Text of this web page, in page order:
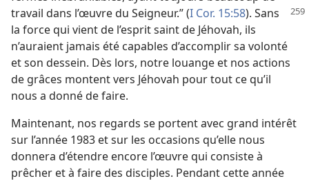
travail dans l’œuvre du Seigneur.” (I Cor. 15:58). Sans
la force qui vient de l’esprit saint de Jéhovah, ils
n’auraient jamais été capables d’accomplir sa volonté
et son dessein. Dès lors, notre louange et nos actions
de grâces montent vers Jéhovah pour tout ce qu’il
nous a donné de faire.
Maintenant, nos regards se portent avec grand intérêt
sur l’année 1983 et sur les occasions qu’elle nous
donnera d’étendre encore l’œuvre qui consiste à
prêcher et à faire des disciples. Pendant cette année